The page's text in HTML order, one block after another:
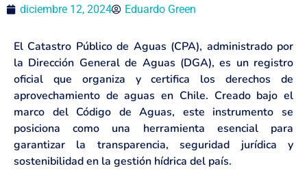
diciembre 12, 2024 Eduardo Green
El Catastro Público de Aguas (CPA), administrado por
la Dirección General de Aguas (DGA), es un registro
oficial que organiza y certifica los derechos de
aprovechamiento de aguas en Chile. Creado bajo el
marco del Código de Aguas, este instrumento se
posiciona como una herramienta esencial para
garantizar la transparencia, seguridad jurídica y
sostenibilidad en la gestión hídrica del país.